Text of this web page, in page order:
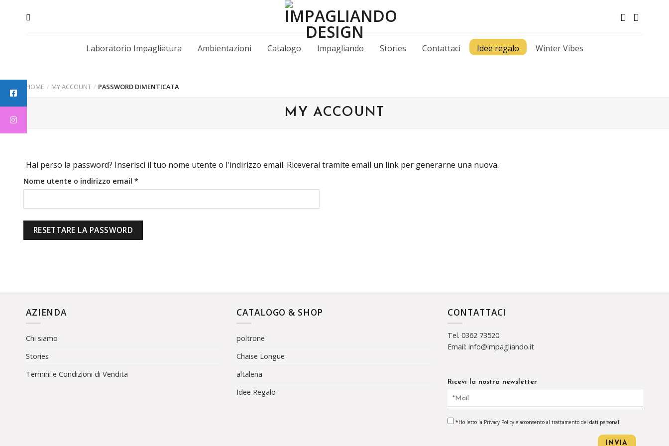
Laboratorio Impagliatura
Ambientazioni Catalogo Impagliando Stories Contattaci Idee regalo Winter Vibes
HOME / MY ACCOUNT / PASSWORD DIMENTICATA
MY ACCOUNT
Hai perso la password? Inserisci il tuo nome utente o l'indirizzo email. Riceverai tramite email un link per generarne una nuova.
Nome utente o indirizzo email *Richiesto
RESETTARE LA PASSWORD
AZIENDA
Chi siamo
Stories
Termini e Condizioni di Vendita
CATALOGO & SHOP
poltrone
Chaise Longue
altalena
Idee Regalo
CONTATTACI
Tel. 0362 73520
Email: info@impagliando.it
Ricevi la nostra newsletter
*Ho letto la Privacy Policye acconsento al trattamento dei dati personali